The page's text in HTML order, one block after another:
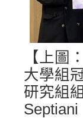
【上圖
大學組
研究組
Septiani